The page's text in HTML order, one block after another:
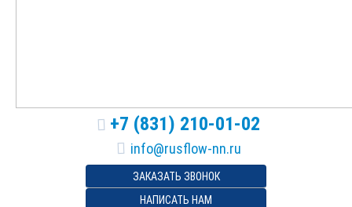
+7 (831) 210-01-02
ЗАКАЗАТЬ ЗВОНОК
НАПИСАТЬ НАМ